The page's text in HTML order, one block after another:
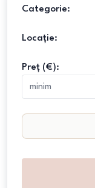
Categorie:
Locație:
Preț (€):